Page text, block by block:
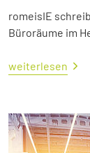
romeisIE
Büroräume im
weiterlesen